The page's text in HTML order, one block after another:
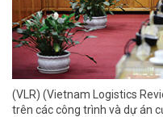
(VLR) (Vietnam Logistics
trên các công trình và dự án